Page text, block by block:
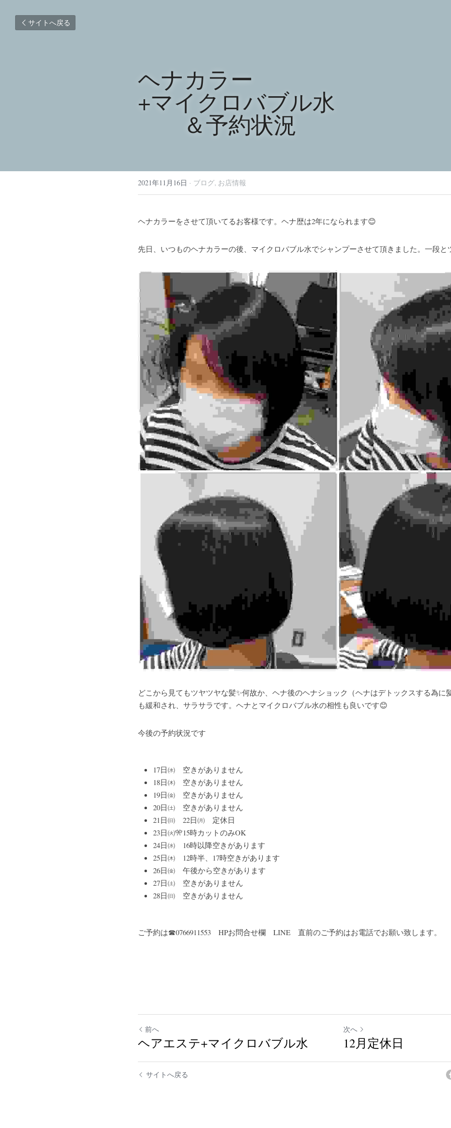
サイトへ戻る
ヘナカラー
+マイクロバブル水
＆予約状況
2021年11月16日 · ブログ, お店情報
ヘナカラーをさせて頂いてるお客様です。ヘナ歴は2年になられます😊
先日、いつものヘナカラーの後、マイクロバブル水でシャンプーさせて頂きました。一段と
どこから見てもツヤツヤな髪✨何故か、ヘナ後のヘナショック（ヘナはデトックスする為に
も緩和され、サラサラです。ヘナとマイクロバブル水の相性も良いです😊
今後の予約状況です
17日㈬　空きがありません
18日㈭　空きがありません
19日㈮　空きがありません
20日㈯　空きがありません
21日㈰　22日㈪　定休日
23日㈫🎌15時カットのみOK
24日㈬　16時以降空きがあります
25日㈭　12時半、17時空きがあります
26日㈮　午後から空きがあります
27日㈯　空きがありません
28日㈰　空きがありません
ご予約は☎0766911553　HPお問合せ欄　LINE　直前のご予約はお電話でお願い致します。
前へ
ヘアエステ+マイクロバブル水
次へ
12月定休日
サイトへ戻る